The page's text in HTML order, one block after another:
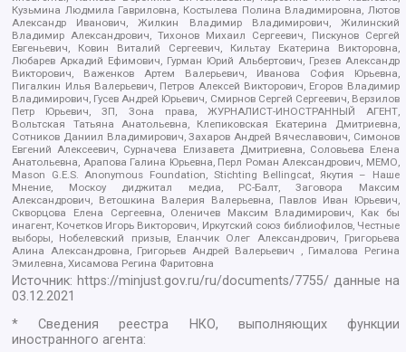
Кузьмина Людмила Гавриловна, Костылева Полина Владимировна, Лютов
Александр Иванович, Жилкин Владимир Владимирович, Жилинский
Владимир Александрович, Тихонов Михаил Сергеевич, Пискунов Сергей
Евгеньевич, Ковин Виталий Сергеевич, Кильтау Екатерина Викторовна,
Любарев Аркадий Ефимович, Гурман Юрий Альбертович, Грезев Александр
Викторович, Важенков Артем Валерьевич, Иванова София Юрьевна,
Пигалкин Илья Валерьевич, Петров Алексей Викторович, Егоров Владимир
Владимирович, Гусев Андрей Юрьевич, Смирнов Сергей Сергеевич, Верзилов
Петр Юрьевич, ЗП, Зона права, ЖУРНАЛИСТ-ИНОСТРАННЫЙ АГЕНТ,
Вольтская Татьяна Анатольевна, Клепиковская Екатерина Дмитриевна,
Сотников Даниил Владимирович, Захаров Андрей Вячеславович, Симонов
Евгений Алексеевич, Сурначева Елизавета Дмитриевна, Соловьева Елена
Анатольевна, Арапова Галина Юрьевна, Перл Роман Александрович, МЕМО,
Mason G.E.S. Anonymous Foundation, Stichting Bellingcat, Якутия – Наше
Мнение, Москоу диджитал медиа, РС-Балт, Заговора Максим
Александрович, Ветошкина Валерия Валерьевна, Павлов Иван Юрьевич,
Скворцова Елена Сергеевна, Оленичев Максим Владимирович, Как бы
инагент, Кочетков Игорь Викторович, Иркутский союз библиофилов, Честные
выборы, Нобелевский призыв, Еланчик Олег Александрович, Григорьева
Алина Александровна, Григорьев Андрей Валерьевич , Гималова Регина
Эмилевна, Хисамова Регина Фаритовна
Источник: https://minjust.gov.ru/ru/documents/7755/ данные на
03.12.2021
* Сведения реестра НКО, выполняющих функции
иностранного агента: